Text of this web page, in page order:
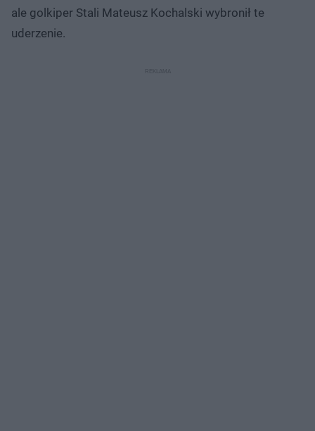
ale golkiper Stali Mateusz Kochalski wybronił te
uderzenie.